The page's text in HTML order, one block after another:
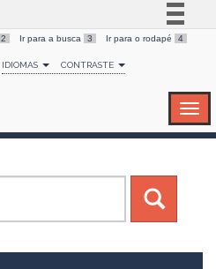
Simplifique!
Comunica BR
Canais
2 Ir para a busca 3 Ir para o rodapé 4
IDIOMAS CONTRASTE